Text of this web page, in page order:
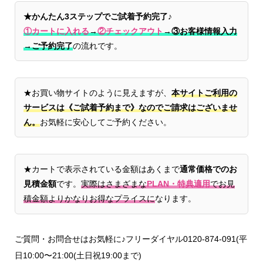
★かんたん3ステップでご試着予約完了♪
①カートに入れる→②チェックアウト→③お客様情報入力
→ご予約完了の流れです。
★お買い物サイトのように見えますが、 本サイトご利用の
サービスは《ご試着予約まで》なのでご請求はございませ
ん。お気軽に安心してご予約ください。
★カートで表示されている金額はあくまで通常価格でのお
見積金額です。 実際はさまざまなPLAN・特典適用でお見
積金額よりかなりお得なプライスになります。
ご質問・お問合せはお気軽に♪フリーダイヤル0120-874-091(平
日10:00〜21:00(土日祝19:00まで)